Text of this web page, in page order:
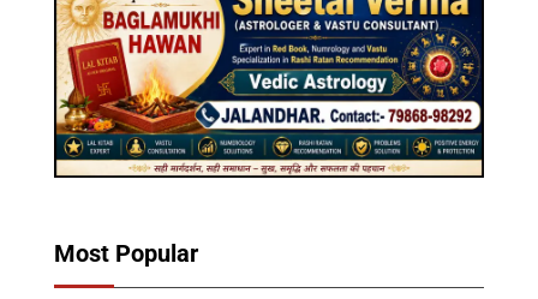
Most Popular